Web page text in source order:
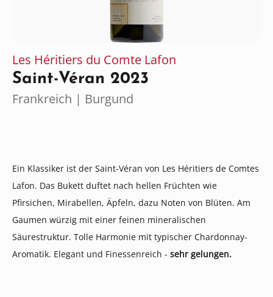
Les Héritiers du Comte Lafon
Saint-Véran 2023
Frankreich | Burgund
Ein Klassiker ist der Saint-Véran von Les Héritiers de Comtes
Lafon. Das Bukett duftet nach hellen Früchten wie
Pfirsichen, Mirabellen, Äpfeln, dazu Noten von Blüten. Am
Gaumen würzig mit einer feinen mineralischen
Säurestruktur. Tolle Harmonie mit typischer Chardonnay-
Aromatik. Elegant und Finessenreich - sehr gelungen.